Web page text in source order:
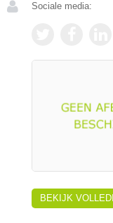
Sociale media:
BEKIJK